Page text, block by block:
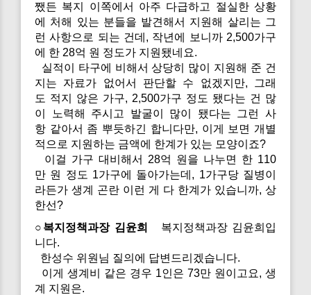
쨌든 복지 이쪽에서 아주 다급하고 절실한 상황
에 처해 있는 분들을 발견해서 지원해 살리는 그
런 사항으로 되는 건데, 작년에 보니까 2,500가구
에 한 28억 원 정도가 지원됐네요.
실적이 타구에 비해서 상당히 많이 지원해 준 건
지는 자료가 없어서 판단할 수 없겠지만, 그래
도 적지 않은 가구, 2,500가구 정도 됐다는 건 많
이 노력해 주시고 발굴이 많이 됐다는 그런 사
항 같아서 좀 뿌듯하긴 합니다만, 이게 보면 개별
적으로 지원하는 금액에 한계가 있는 모양이죠?
이걸 가구 대비해서 28억 원을 나누면 한 110
만 원 정도 1가구에 돌아가는데, 1가구당 질병이
라든가 생계 곤란 이런 게 다 한계가 있습니까, 상
한선?
○복지정책과장 김윤희
복지정책과장 김윤희입
니다.
한성수 위원님 질의에 답변드리겠습니다.
이게 생계비 같은 경우 1인은 73만 원이고요, 생
계 지원은.